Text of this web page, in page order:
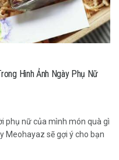
Hình Ảnh Ngày Phụ Nữ
phụ nữ của mình món quà gì
Meohayaz sẽ gợi ý cho bạn